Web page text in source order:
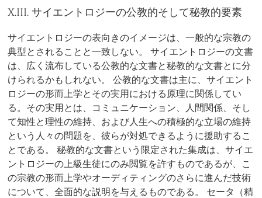
X.III. サイエントロジーの公教的そして秘教的要素
サイエントロジーの表向きのイメージは、一般的な宗教の
典型とされることと一致しない。 サイエントロジーの文書
は、広く流布している公教的な文書と秘教的な文書とに分
けられるかもしれない。 公教的な文書は主に、サイエント
ロジーの形而上学とその実用における原理に関係してい
る。その実用とは、コミュニケーション、人間関係、そし
て知性と理性の維持、および人生への積極的な立場の維持
という人々の問題を、彼らが対処できるように援助するこ
とである。 秘教的な文書という限定された集成は、サイエ
ントロジーの上級生徒にのみ閲覧を許すものであるが、こ
の宗教の形而上学やオーディティングのさらに進んだ技術
について、全面的な説明を与えるものである。 セータ（精